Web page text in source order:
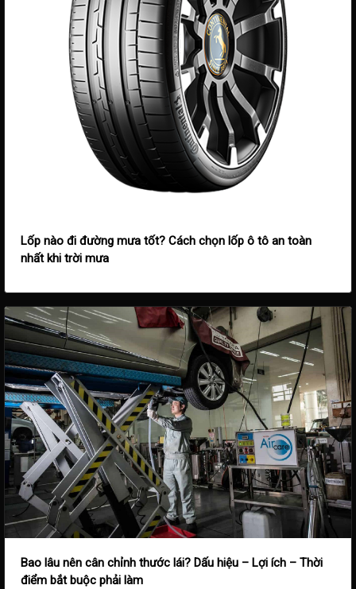
Lốp nào đi đường mưa tốt? Cách chọn lốp ô tô an toàn
nhất khi trời mưa
Bao lâu nên cân chỉnh thước lái? Dấu hiệu – Lợi ích – Thời
điểm bắt buộc phải làm